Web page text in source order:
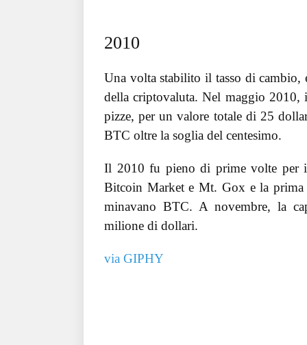
2010
Una volta stabilito il tasso di
della criptovaluta. Nel maggio 2010,
pizze, per un valore totale di 25
BTC oltre la soglia del centesimo.
Il 2010 fu pieno di prime volte per
Bitcoin Market e Mt. Gox e la
minavano BTC. A novembre, la
milione di dollari.
via GIPHY